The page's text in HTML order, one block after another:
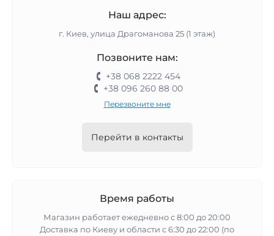
Наш адрес:
г. Киев, улица Драгоманова 25 (1 этаж)
Позвоните нам:
+38 068 2222 454
+38 096 260 88 00
Перезвоните мне
Перейти в контакты
Время работы
Магазин работает ежедневно с 8:00 до 20:00
Доставка по Киеву и области с 6:30 до 22:00 (по